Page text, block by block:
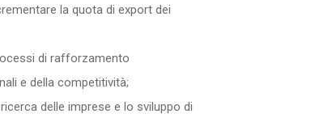
la quota di export dei
di rafforzamento
e della competitività;
delle imprese e lo sviluppo di